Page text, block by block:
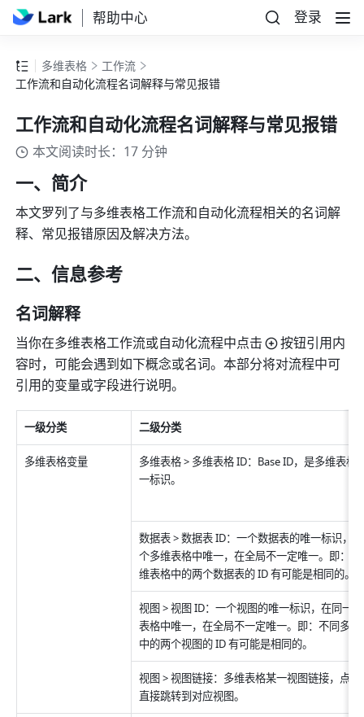
帮助中心 登录
多维表格
工作流
工作流和自动化流程名词解释与常见报错
工作流和自动化流程名词解释与常见报错
本文阅读时长：17 分钟
一、简介
本文罗列了与多维表格工作流和自动化流程相关的名词解
释、常见报错原因及解决方法。
二、信息参考
名词解释
当你在多维表格工作流或自动化流程中点击
按钮引用内
容时，可能会遇到如下概念或名词。本部分将对流程中可
引用的变量或字段进行说明。
一级分类 二级分类
多维表格变量
多维表格 > 多维表格 ID：Base ID，是多维表格
一标识。
数据表 > 数据表 ID：一个数据表的唯一标识，
个多维表格中唯一，在全局不一定唯一。即：不
维表格中的两个数据表的 ID 有可能是相同的。
视图 > 视图 ID：一个视图的唯一标识，在同一
表格中唯一，在全局不一定唯一。即：不同多维
中的两个视图的 ID 有可能是相同的。
视图 > 视图链接：多维表格某一视图链接，点击
直接跳转到对应视图。